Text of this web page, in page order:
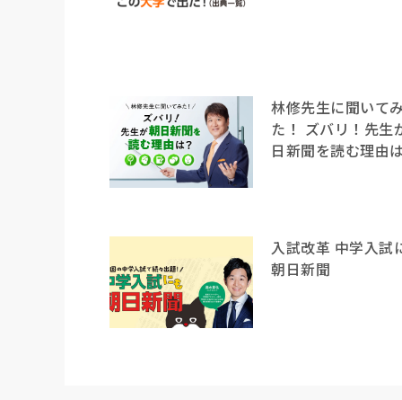
林修先生に聞いて
た！ ズバリ！先生
日新聞を読む理由
入試改革 中学入試
朝日新聞